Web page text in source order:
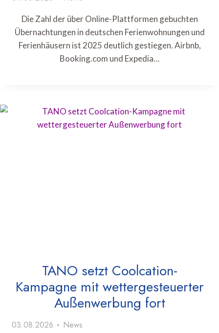
Die Zahl der über Online-Plattformen gebuchten
Übernachtungen in deutschen Ferienwohnungen und
Ferienhäusern ist 2025 deutlich gestiegen. Airbnb,
Booking.com und Expedia…
TANO setzt Coolcation-
Kampagne mit wettergesteuerter
Außenwerbung fort
03.08.2026 News